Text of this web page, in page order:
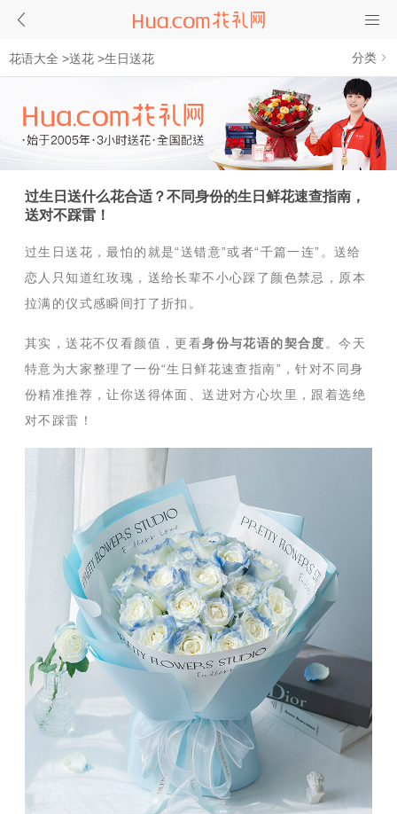
花语大全 >送花 >生日送花 分类
过生日送什么花合适？不同身份的生日鲜花速查指南，
送对不踩雷！
过生日送花，最怕的就是“送错意”或者“千篇一连”。送给
恋人只知道红玫瑰，送给长辈不小心踩了颜色禁忌，原本
拉满的仪式感瞬间打了折扣。
其实，送花不仅看颜值，更看身份与花语的契合度 。今天
特意为大家整理了一份“生日鲜花速查指南”，针对不同身
份精准推荐，让你送得体面、送进对方心坎里，跟着选绝
对不踩雷！